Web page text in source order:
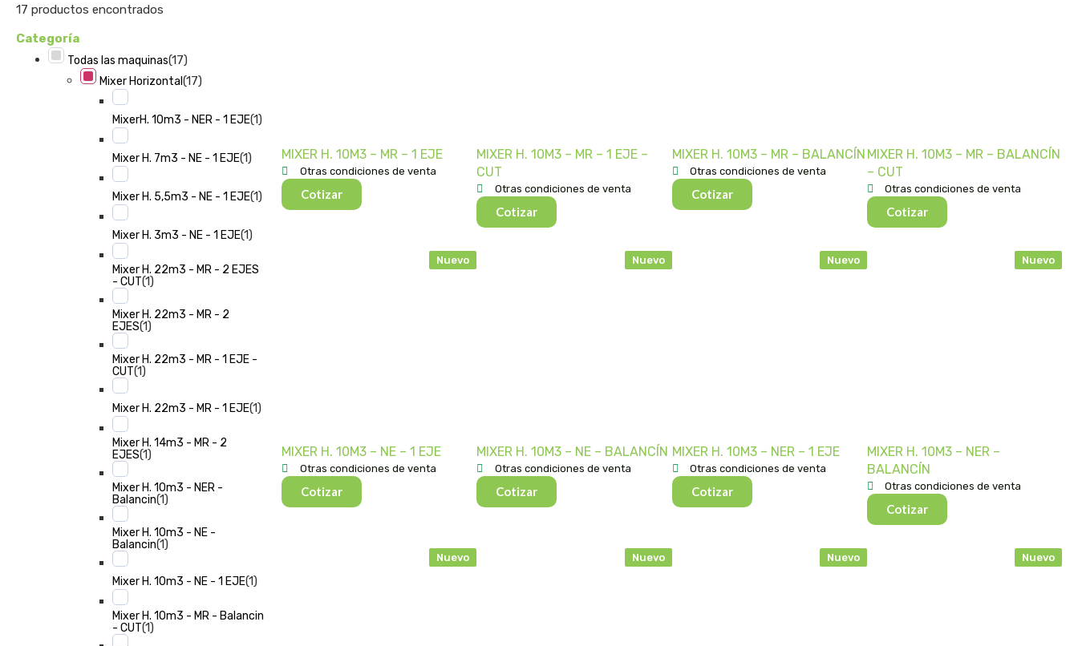
17 productos encontrados
Categoría
Todas las maquinas(17)
Mixer Horizontal (17)
MixerH. 10m3 - NER - 1 EJE(1)
Mixer H. 7m3 - NE - 1 EJE(1)
Mixer H. 5,5m3 - NE - 1 EJE(1)
Mixer H. 3m3 - NE - 1 EJE(1)
Mixer H. 22m3 - MR - 2 EJES
- CUT(1)
Mixer H. 22m3 - MR - 2
EJES(1)
Mixer H. 22m3 - MR - 1 EJE -
CUT(1)
Mixer H. 22m3 - MR - 1 EJE(1)
Mixer H. 14m3 - MR - 2
EJES(1)
Mixer H. 10m3 - NER -
Balancin(1)
Mixer H. 10m3 - NE -
Balancin(1)
Mixer H. 10m3 - NE - 1 EJE(1)
Mixer H. 10m3 - MR - Balancin
- CUT(1)
MIXER H. 10M3 – MR – 1 EJE
Otras condiciones de venta
Cotizar
MIXER H. 10M3 – MR – 1 EJE –
CUT
Otras condiciones de venta
Cotizar
MIXER H. 10M3 – MR – BALANCÍN
Otras condiciones de venta
Cotizar
MIXER H. 10M3 – MR – BALANCÍN
– CUT
Otras condiciones de venta
Cotizar
Nuevo
MIXER H. 10M3 – NE – 1 EJE
Otras condiciones de venta
Cotizar
Nuevo
MIXER H. 10M3 – NE – BALANCÍN
Otras condiciones de venta
Cotizar
Nuevo
MIXER H. 10M3 – NER – 1 EJE
Otras condiciones de venta
Cotizar
Nuevo
MIXER H. 10M3 – NER –
BALANCÍN
Otras condiciones de venta
Cotizar
Nuevo Nuevo Nuevo Nuevo